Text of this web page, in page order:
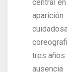
central
aparición
tres años
ausencia